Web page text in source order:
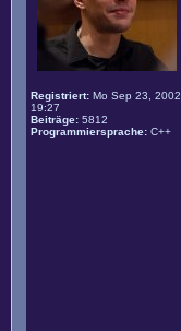
Registriert: Mo Sep 23, 2002
19:27
Beiträge: 5812
Programmiersprache: C++